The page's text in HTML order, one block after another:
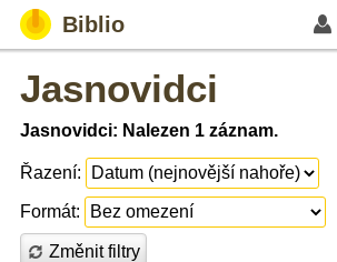
Biblio
Jasnovidci
Jasnovidci: Nalezen 1 záznam.
Řazení:
Formát:
Změnit filtry